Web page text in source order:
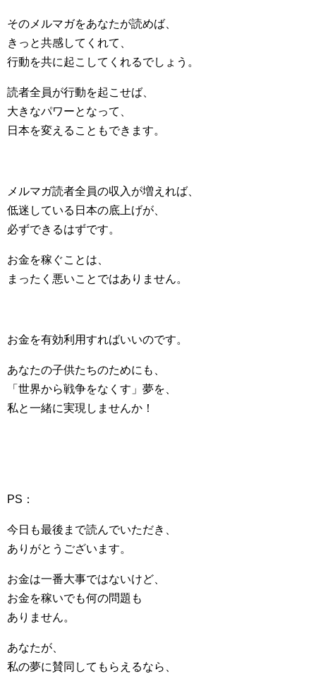
そのメルマガをあなたが読めば、
きっと共感してくれて、
行動を共に起こしてくれるでしょう。
読者全員が行動を起こせば、
大きなパワーとなって、
日本を変えることもできます。
メルマガ読者全員の収入が増えれば、
低迷している日本の底上げが、
必ずできるはずです。
お金を稼ぐことは、
まったく悪いことではありません。
お金を有効利用すればいいのです。
あなたの子供たちのためにも、
「世界から戦争をなくす」夢を、
私と一緒に実現しませんか！
PS：
今日も最後まで読んでいただき、
ありがとうございます。
お金は一番大事ではないけど、
お金を稼いでも何の問題も
ありません。
あなたが、
私の夢に賛同してもらえるなら、